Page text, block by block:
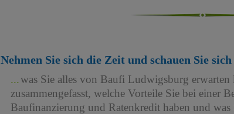
Nehmen Sie sich die Zeit und schauen Sie
was Sie alles von Baufi Ludwigsburg erwarten
zusammengefasst, welche Vorteile Sie bei einer
Baufinanzierung und Ratenkredit haben und